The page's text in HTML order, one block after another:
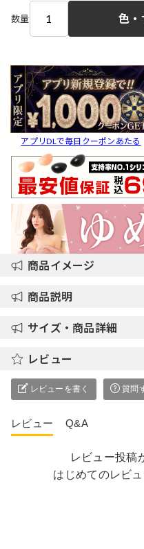
数量 色・
アプリDLで毎日クーポンあたる
商品イメージ
商品説明
サイズ・商品詳細
レビュー
レビューを書く 質問
レビュー Q&A
レビュー投稿
はじめてのレビ